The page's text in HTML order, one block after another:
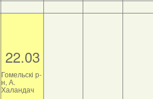
22.03
Гомельскі р-
н, А.
Халандач